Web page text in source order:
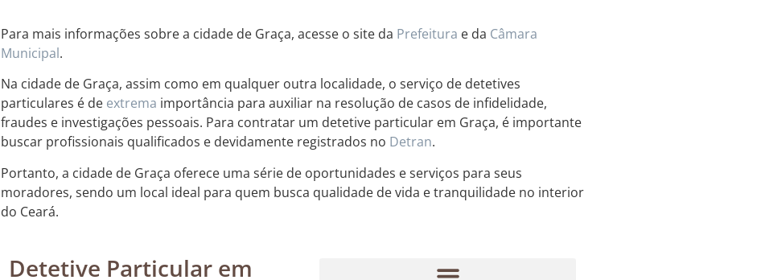
Para mais informações sobre a cidade de Graça, acesse o site da Prefeitura e da Câmara
Municipal.
Na cidade de Graça, assim como em qualquer outra localidade, o serviço de detetives
particulares é de extrema importância para auxiliar na resolução de casos de infidelidade,
fraudes e investigações pessoais. Para contratar um detetive particular em Graça, é importante
buscar profissionais qualificados e devidamente registrados no Detran.
Portanto, a cidade de Graça oferece uma série de oportunidades e serviços para seus
moradores, sendo um local ideal para quem busca qualidade de vida e tranquilidade no interior
do Ceará.
Detetive Particular em